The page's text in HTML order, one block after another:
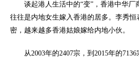
谈起港人生活中的“变”，香港中华
往往是内地女生嫁入香港的居多。李秀
密，越来越多香港姑娘嫁给内地小伙。
从2003年的2407宗，到2015年的